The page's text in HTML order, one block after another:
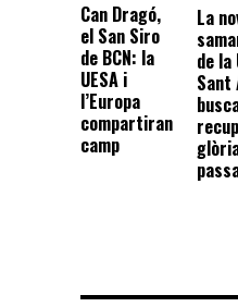
Can Dragó,
el San Siro
de BCN: la
UESA i
l’Europa
compartiran
camp
La
de la
Sant